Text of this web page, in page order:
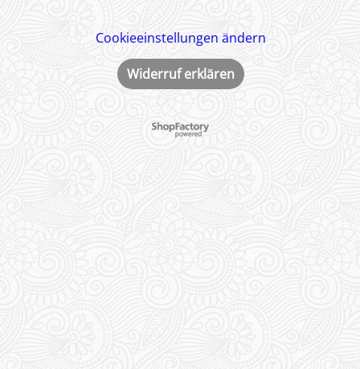
Cookieeinstellungen ändern
Widerruf erklären
WebShop erstellt mit ShopFactory Shop Software.